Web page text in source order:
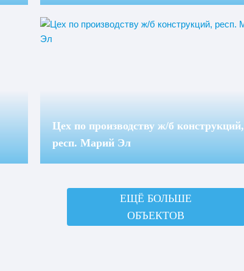
Цех по производству ж/б конструкций,
респ. Марий Эл
ЕЩЁ БОЛЬШЕ
ОБЪЕКТОВ